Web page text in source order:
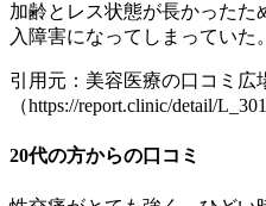
加齢とレス状態が長かったた
入障害になってしまっていた
引用元：美容医療の口コミ広
（https://report.clinic/detail/
20代の方からの口コミ